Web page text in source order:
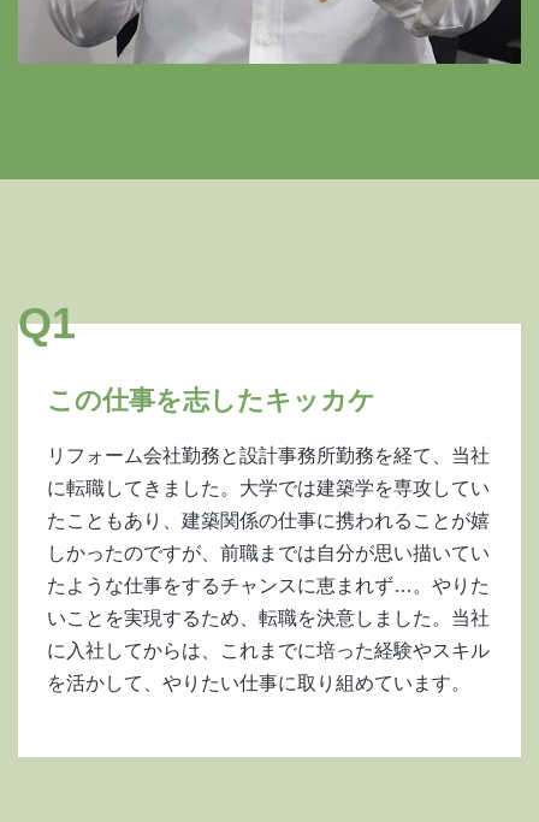
Q1
この仕事を志したキッカケ
リフォーム会社勤務と設計事務所勤務を経て、当社
に転職してきました。大学では建築学を専攻してい
たこともあり、建築関係の仕事に携われることが嬉
しかったのですが、前職までは自分が思い描いてい
たような仕事をするチャンスに恵まれず…。やりた
いことを実現するため、転職を決意しました。当社
に入社してからは、これまでに培った経験やスキル
を活かして、やりたい仕事に取り組めています。